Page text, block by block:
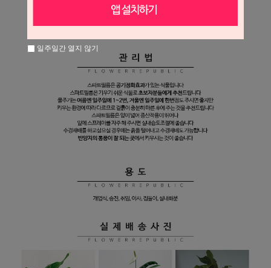
일주일간 열지 않기